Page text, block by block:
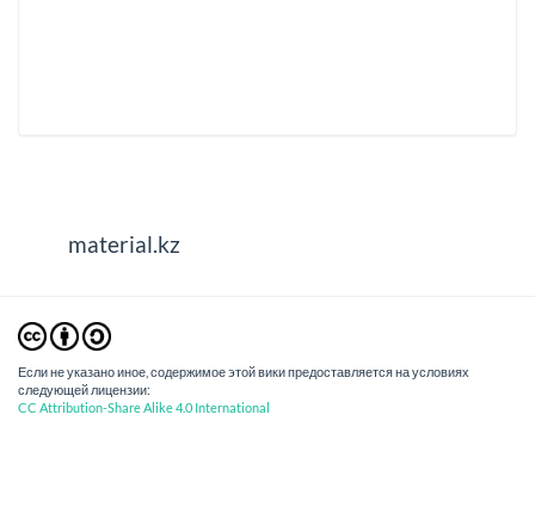
material.kz
Если не указано иное, содержимое этой вики предоставляется на условиях
следующей лицензии:
CC Attribution-Share Alike 4.0 International